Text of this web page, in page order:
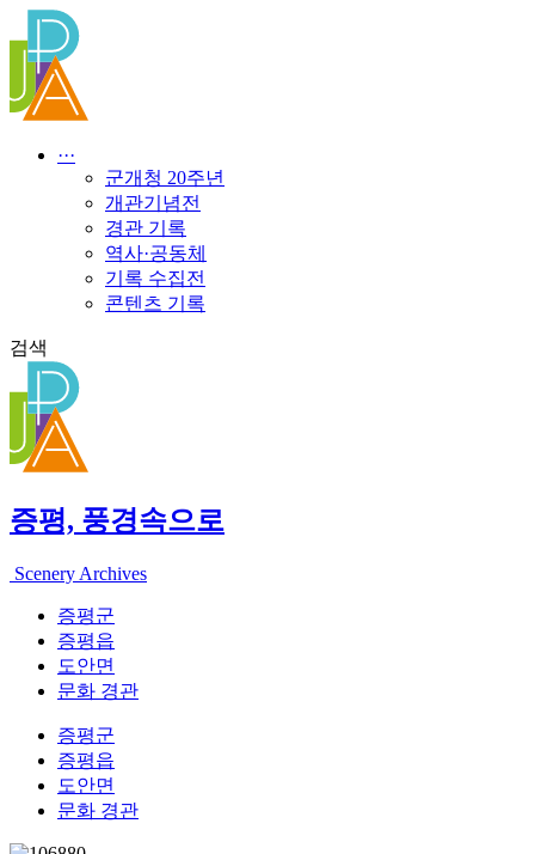
텐
로
건
···
군개청 20주년
개관기념전
경관 기록
역사·공동체
기록 수집전
콘텐츠 기록
검색
증평, 풍경속으로
Scenery Archives
증평군
증평읍
도안면
문화 경관
증평군
증평읍
도안면
문화 경관